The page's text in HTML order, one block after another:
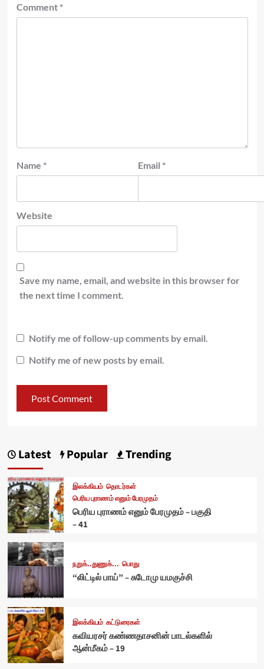
Comment *
Name * Email *
Website
Save my name, email, and website in this browser for
the next time I comment.
Notify me of follow-up comments by email.
Notify me of new posts by email.
Latest Popular Trending
இலக்கியம் தொடர்கள்
பெரிய புராணம் எனும் பேரமுதம்
பெரிய புராணம் எனும் பேரமுதம் – பகுதி
– 41
நறுக்..துணுக்... பொது
“லிட்டில் பாய்” – சுடோமு யமகுச்சி
இலக்கியம் கட்டுரைகள்
கவியரசர் கண்ணதாசனின் பாடல்களில்
ஆன்மீகம் – 19